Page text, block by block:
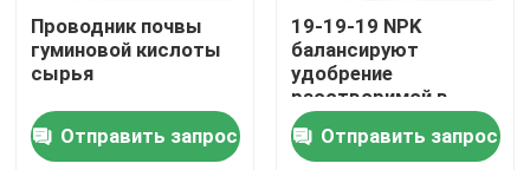
Дома
О Компании
Контакты
Проводник почвы
гуминовой кислоты
сырья
Отправить запрос
19-19-19 NPK
балансируют
удобрение
расстворимой в
воде гуминовой
кислоты
Отправить запрос